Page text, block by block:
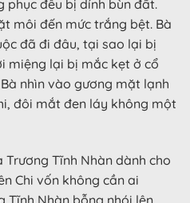
phục đều bị dính bùn đất.
môi đến mức trắng bệt. Bà
đã đi đâu, tại sao lại bị
miệng lại bị mắc kẹt ở cổ
nhìn vào gương mặt lạnh
đôi mắt đen láy không một
Tĩnh Nhàn dành cho
Chi vốn không cần ai
Tĩnh Nhàn bỗng nhói lên,